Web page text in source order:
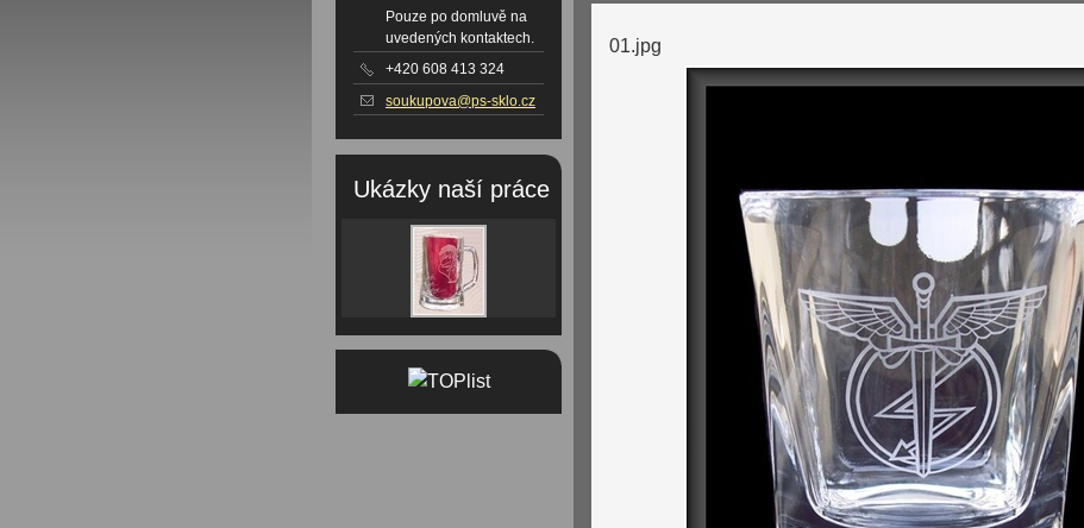
01.jpg
Pouze po domluvě na
uvedených kontaktech.
+420 608 413 324
soukupova@ps-sklo.cz
Ukázky naší práce